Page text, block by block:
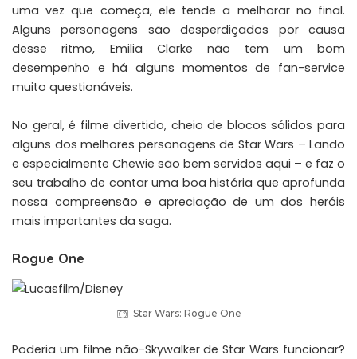
uma vez que começa, ele tende a melhorar no final.
Alguns personagens são desperdiçados por causa
desse ritmo, Emilia Clarke não tem um bom
desempenho e há alguns momentos de fan-service
muito questionáveis.
No geral, é filme divertido, cheio de blocos sólidos para
alguns dos melhores personagens de Star Wars – Lando
e especialmente Chewie são bem servidos aqui – e faz o
seu trabalho de contar uma boa história que aprofunda
nossa compreensão e apreciação de um dos heróis
mais importantes da saga.
Rogue One
Star Wars: Rogue One
Poderia um filme não-Skywalker de Star Wars funcionar?